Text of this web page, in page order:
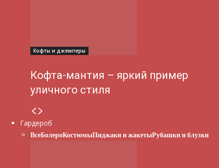
Кофты и джемперы
Кофта-мантия – яркий пример
уличного стиля
Гардероб
ВсеБолероКостюмыПиджаки и жакетыРубашки и блузки